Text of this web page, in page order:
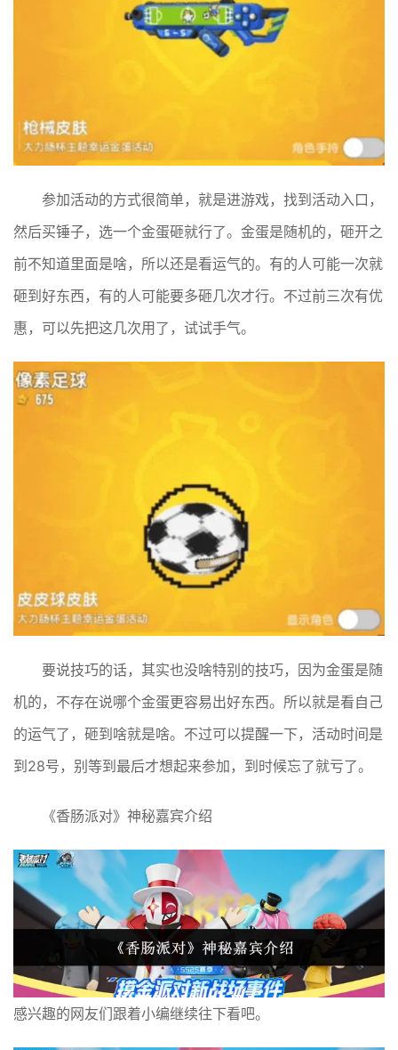
参加活动的方式很简单，就是进游戏，找到活动入口，
然后买锤子，选一个金蛋砸就行了。金蛋是随机的，砸开之
前不知道里面是啥，所以还是看运气的。有的人可能一次就
砸到好东西，有的人可能要多砸几次才行。不过前三次有优
惠，可以先把这几次用了，试试手气。
要说技巧的话，其实也没啥特别的技巧，因为金蛋是随
机的，不存在说哪个金蛋更容易出好东西。所以就是看自己
的运气了，砸到啥就是啥。不过可以提醒一下，活动时间是
到28号，别等到最后才想起来参加，到时候忘了就亏了。
《香肠派对》神秘嘉宾介绍
感兴趣的网友们跟着小编继续往下看吧。